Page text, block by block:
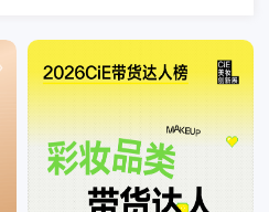
最新上线 更多
彩虹莱妃尔
-面膜
魅尚萱 -头发护理
至前至后 -护肤